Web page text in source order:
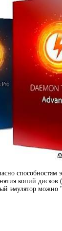
копий
эмулятор можно